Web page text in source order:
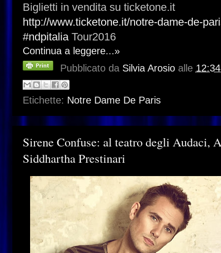
Biglietti in vendita su ticketone.it
http://www.ticketone.it/notre-dame-de-
‪#‎ndpitalia‬ Tour2016
Continua a leggere...»
Pubblicato da Silvia Arosio alle
Etichette: Notre Dame De Paris
Sirene Confuse: al teatro degli Audaci,
Siddhartha Prestinari